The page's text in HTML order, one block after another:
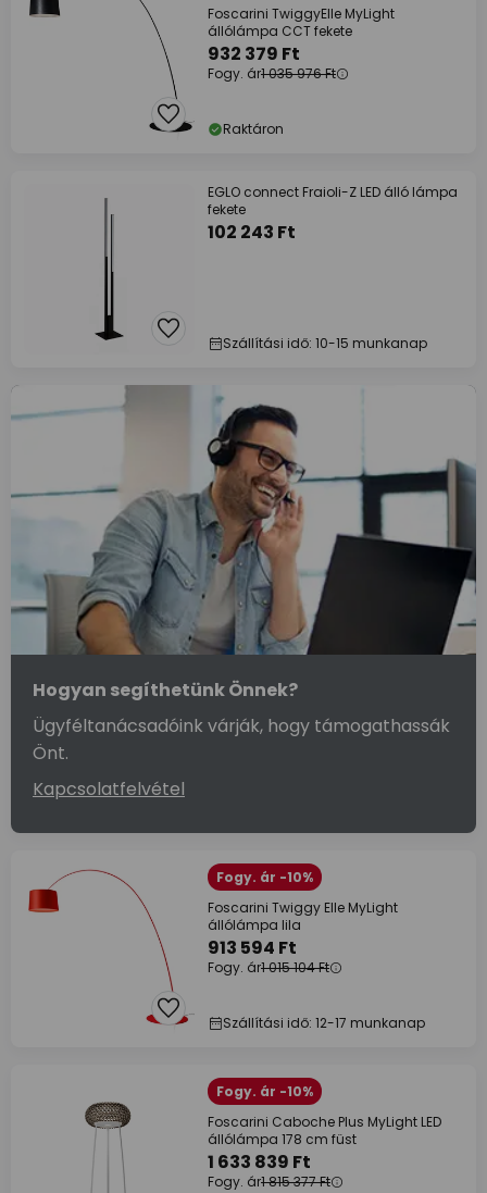
Foscarini TwiggyElle MyLight
állólámpa CCT fekete
932 379 Ft
Fogy. ár1 035 976 Ft
Raktáron
EGLO connect Fraioli-Z LED álló lámpa
fekete
102 243 Ft
Szállítási idő: 10-15 munkanap
Hogyan segíthetünk Önnek?
Ügyféltanácsadóink várják, hogy támogathassák
Önt.
Kapcsolatfelvétel
Fogy. ár -10%
Foscarini Twiggy Elle MyLight
állólámpa lila
913 594 Ft
Fogy. ár1 015 104 Ft
Szállítási idő: 12-17 munkanap
Fogy. ár -10%
Foscarini Caboche Plus MyLight LED
állólámpa 178 cm füst
1 633 839 Ft
Fogy. ár1 815 377 Ft